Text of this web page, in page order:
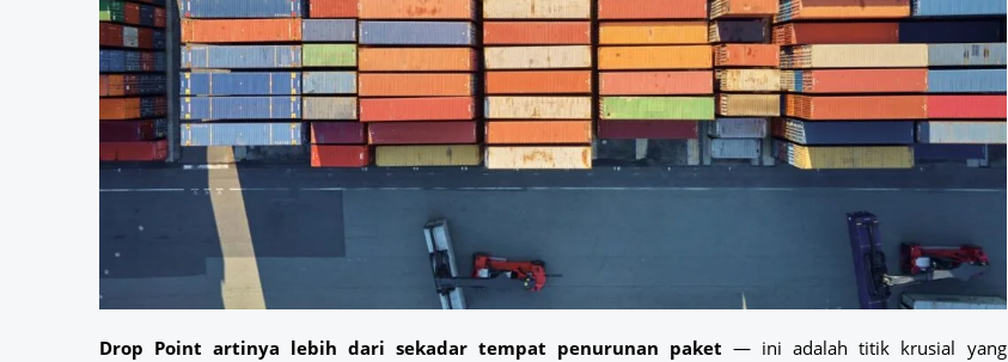
Drop Point artinya lebih dari sekadar tempat penurunan paket — ini adalah titik krusial yang